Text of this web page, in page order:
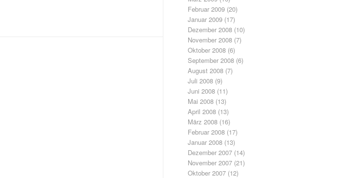
Februar 2009 (20)
Januar 2009 (17)
Dezember 2008 (10)
November 2008 (7)
Oktober 2008 (6)
September 2008 (6)
August 2008 (7)
Juli 2008 (9)
Juni 2008 (11)
Mai 2008 (13)
April 2008 (13)
März 2008 (16)
Februar 2008 (17)
Januar 2008 (13)
Dezember 2007 (14)
November 2007 (21)
Oktober 2007 (12)